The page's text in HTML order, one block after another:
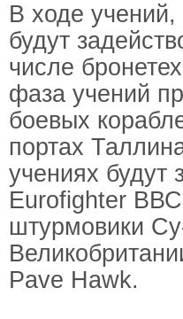
В ходе
будут
числе
фаза учений
боевых
портах
учениях будут
Eurofighter
штурмовики
Pave Hawk.